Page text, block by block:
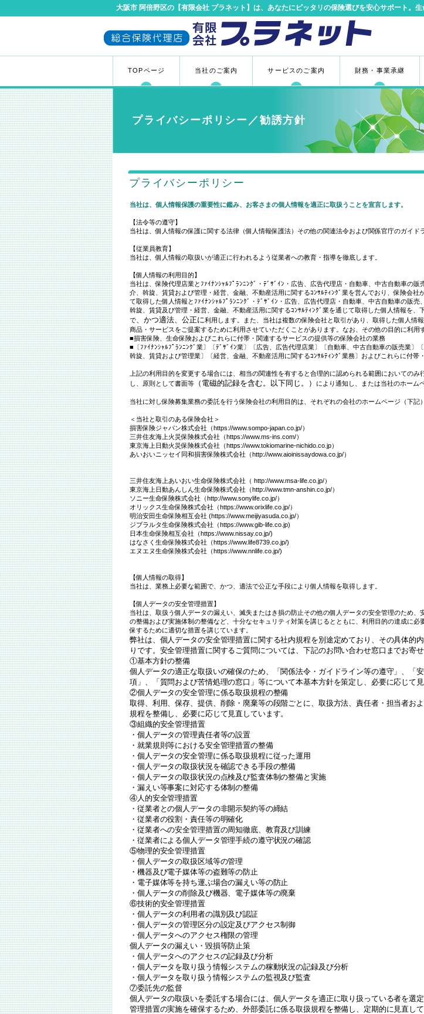
大阪市 阿倍野区の【有限会社 プラネット】は、あなたにピッタリの保険選びを安心サポート。
プライバシーポリシー／勧誘方針
プライバシーポリシー
当社は、個人情報保護の重要性に鑑み、お客さまの個人情報を適正に取扱うことを宣言します。
【法令等の遵守】
当社は、個人情報の保護に関する法律（個人情報保護法）その他の関連法令および関係官庁のガイド
【従業員教育】
当社は、個人情報の取扱いが適正に行われるよう従業者への教育・指導を徹底します。
【個人情報の利用目的】
当社は、保険代理店業とﾌｧｲﾅﾝｼｬﾙﾌﾟﾗﾝﾆﾝｸﾞ・ﾃﾞｻﾞｲﾝ・広告、広告代理店・自動車、中古自動車の販
介、斡旋、賃貸および管理・経営、金融、不動産活用に関するｺﾝｻﾙﾃｨﾝｸﾞ業を営んでおり、保険会社
て取得した個人情報とﾌｧｲﾅﾝｼｬﾙﾌﾟﾗﾝﾆﾝｸﾞ・ﾃﾞｻﾞｲﾝ・広告、広告代理店・自動車、中古自動車の販売
斡旋、賃貸及び管理・経営、金融、不動産活用に関するｺﾝｻﾙﾃｨﾝｸﾞ業を通じて取得した個人情報を、
で
、かつ適法、公正に利用します。また、当社は複数の保険会社と取引があり、取得した個人情
商品・サービスをご提案するために利用させていただくことがあります。なお、その他の目的に利用
■損害保険、生命保険およびこれらに付帯・関連するサービスの提供等の保険会社の業務
■〔ﾌｧｲﾅﾝｼｬﾙﾌﾟﾗﾝﾆﾝｸﾞ業〕〔ﾃﾞｻﾞｲﾝ業〕〔広告、広告代理店業〕〔自動車、中古自動車の販売業〕
斡旋、賃貸および管理業〕〔経営、金融、不動産活用に関するｺﾝｻﾙﾃｨﾝｸﾞ業務〕およびこれらに付帯
上記の利用目的を変更する場合には、相当の関連性を有すると合理的に認められる範囲においてのみ
し、原則として書面等
（電磁的記録を含む。以下同じ。） により通知し、または当社のホーム
当社に対し保険募集業務の委託を行う保険会社の利用目的は、それぞれの会社のホームページ（下記
＜当社と取引のある保険会社＞
損害保険ジャパン株式会社（https://www.sompo-japan.co.jp/）
三井住友海上火災保険株式会社（https://www.ms-ins.com/）
東京海上日動火災保険株式会社（https://www.tokiomarine-nichido.co.jp）
あいおいニッセイ同和損害保険株式会社（http://www.aioinissaydowa.co.jp/）
三井住友海上あいおい生命保険株式会社（ http://www.msa-life.co.jp/）
東京海上日動あんしん生命保険株式会社（http://www.tmn-anshin.co.jp/）
ソニー生命保険株式会社（http://www.sonylife.co.jp/）
オリックス生命保険株式会社（https://www.orixlife.co.jp/）
明治安田生命保険相互会社 (https://www.meijiyasuda.co.jp/）
ジブラルタ生命保険株式会社（https://www.gib-life.co.jp)
日本生命保険相互会社（https://www.nissay.co.jp/)
はなさく生命保険株式会社（https://www.life8739.co.jp/)
エヌエヌ生命保険株式会社（https://www.nnlife.co.jp/)
【個人情報の取得】
当社は、業務上必要な範囲で、かつ、適法で公正な手段により個人情報を取得します。
【個人データの安全管理措置】
当社は、取扱う個人データの漏えい、滅失またはき損の防止その他の個人データの安全管理のため、
の整備および実施体制の整備など、十分なセキュリティ対策を講じるとともに、利用目的の達成に必
保するために適切な措置を講じています。
弊社は、個人データの安全管理措置に関する社内規程を別途定めており、その具体的
りです。安全管理措置に関するご質問については、下記のお問い合わせ窓口までお寄せ
①基本方針の整備
個人データの適正な取扱いの確保のため、「関係法令・ガイドライン等の遵守」、「
項」、「質問および苦情処理の窓口」等について本基本方針を策定し、必要に応じて見
②個人データの安全管理に係る取扱規程の整備
取得、利用、保存、提供、削除・廃棄等の段階ごとに、取扱方法、責任者・担当者お
規程を整備し、必要に応じて見直しています。
③組織的安全管理措置
・個人データの管理責任者等の設置
・就業規則等における安全管理措置の整備
・個人データの安全管理に係る取扱規程に従った運用
・個人データの取扱状況を確認できる手段の整備
・個人データの取扱状況の点検及び監査体制の整備と実施
・漏えい等事案に対応する体制の整備
④人的安全管理措置
・従業者との個人データの非開示契約等の締結
・従業者の役割・責任等の明確化
・従業者への安全管理措置の周知徹底、教育及び訓練
・従業者による個人データ管理手続の遵守状況の確認
⑤物理的安全管理措置
・個人データの取扱区域等の管理
・機器及び電子媒体等の盗難等の防止
・電子媒体等を持ち運ぶ場合の漏えい等の防止
・個人データの削除及び機器、電子媒体等の廃棄
⑥技術的安全管理措置
・個人データの利用者の識別及び認証
・個人データの管理区分の設定及びアクセス制御
・個人データへのアクセス権限の管理
個人データの漏えい・毀損等防止策
・個人データへのアクセスの記録及び分析
・個人データを取り扱う情報システムの稼動状況の記録及び分析
・個人データを取り扱う情報システムの監視及び監査
⑦委託先の監督
個人データの取扱いを委託する場合には、個人データを適正に取り扱っている者を選
管理措置の実施を確保するため、外部委託に係る取扱規程を整備し、定期的に見直して
TOPページ 当社のご案内 サービスのご案内 財務・事業承継